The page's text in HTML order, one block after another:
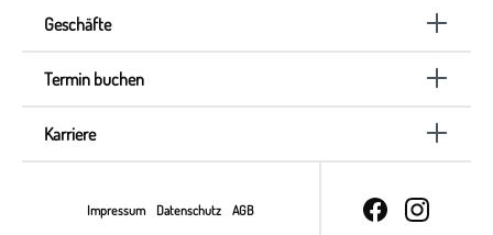
Geschäfte
Termin buchen
Karriere
Impressum Datenschutz AGB